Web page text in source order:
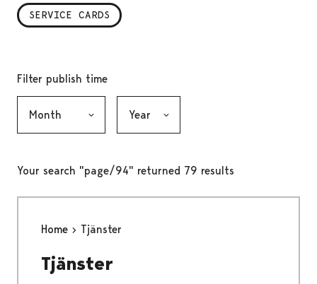
SERVICE CARDS
Filter publish time
Your search "page/94" returned 79 results
Home Tjänster
Tjänster